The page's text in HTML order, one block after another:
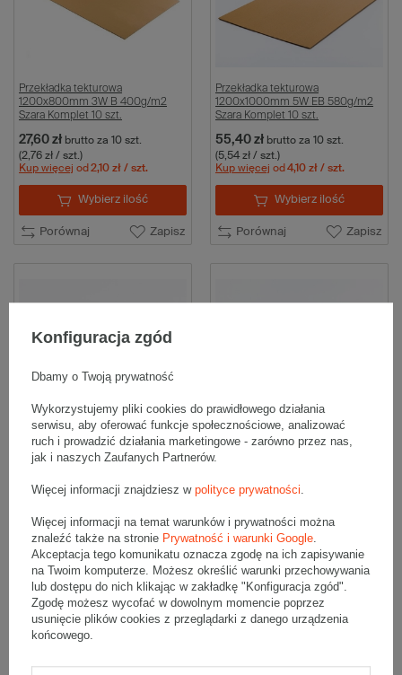
Przekładka tekturowa
1200x800mm 3W B 400g/m2
Szara Komplet 10 szt.
27,60 zł brutto za 10 szt.
(2,76 zł / szt.)
Kup więcej od 2,10 zł / szt.
Porównaj Zapisz
Wybierz ilość
Przekładka tekturowa
1200x1000mm 5W EB 580g/m2
Szara Komplet 10 szt.
55,40 zł brutto za 10 szt.
(5,54 zł / szt.)
Kup więcej od 4,10 zł / szt.
Porównaj Zapisz
Wybierz ilość
Przekładka tekturowa
1200x1000mm 3W B 380g/m2
Biała Komplet 10 szt.
(5,92 zł / szt.)
Porównaj Zapisz
Wybierz ilość
Przekładka tekturowa
1100x700mm 5W EB 490g/m2
(3,21 zł / szt.)
Porównaj Zapisz
Wybierz ilość
Konfiguracja zgód
Dbamy o Twoją prywatność
Wykorzystujemy pliki cookies do prawidłowego działania
serwisu, aby oferować funkcje społecznościowe, analizować
ruch i prowadzić działania marketingowe - zarówno przez nas,
jak i naszych Zaufanych Partnerów.
Więcej informacji znajdziesz w polityce prywatności
Więcej informacji na temat warunków i prywatności można
znaleźć także na stronie Prywatność i warunki Google
Akceptacja tego komunikatu oznacza zgodę na ich zapisywanie
na Twoim komputerze. Możesz określić warunki przechowywania
lub dostępu do nich klikając w zakładkę "Konfiguracja zgód".
Zgodę możesz wycofać w dowolnym momencie poprzez
usunięcie plików cookies z przeglądarki z danego urządzenia
końcowego.